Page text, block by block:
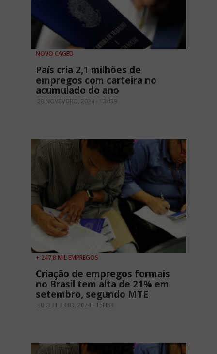
NOVO CAGED
País cria 2,1 milhões de
empregos com carteira no
acumulado do ano
28 NOVEMBRO, 2024 - 13H59
+ 247,8 MIL EMPREGOS
Criação de empregos formais
no Brasil tem alta de 21% em
setembro, segundo MTE
30 OUTUBRO, 2024 - 15H33